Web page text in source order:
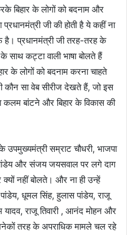
बिहार के लोगों को बदनाम और
जी की होती है ये कहीं ना
है। प्रधानमंत्री जी तरह-तरह के
साथ कट्टा वाली भाषा बोलते हैं
के लोगों को बदनाम करना चाहते
कौन सा वेब सीरीज देखते हैं, जो इस
कलम बांटने और बिहार के विकास की
उपमुख्यमंत्री सम्राट चौधरी, भाजपा
और संजय जयसवाल पर लगे दाग
नहीं बोलते। और ना ही उन्हें
धूमल सिंह, हुलास पांडेय, राजू
यादव, राजू तिवारी , आनंद मोहन और
तरह के अपराधिक मामले चल रहे